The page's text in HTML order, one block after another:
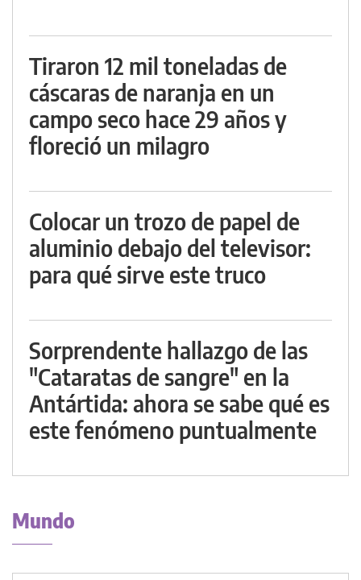
Tiraron 12 mil toneladas de
cáscaras de naranja en un
campo seco hace 29 años y
floreció un milagro
Colocar un trozo de papel de
aluminio debajo del televisor:
para qué sirve este truco
Sorprendente hallazgo de las
"Cataratas de sangre" en la
Antártida: ahora se sabe qué es
este fenómeno puntualmente
Mundo